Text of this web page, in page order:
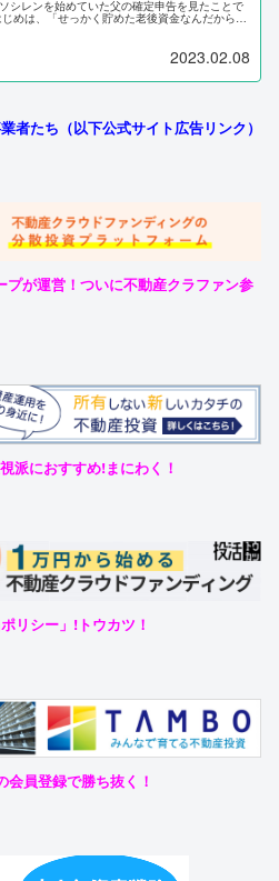
シレンを始めていた父の確定申告を見たことで
じめは、「せっかく貯めた老後資金なんだから、
2023.02.08
者たち（以下公式サイト広告リンク）
が運営！ついに不動産クラファン参
派におすすめ!まにわく！
リシー」!トウカツ！
員登録で勝ち抜く！